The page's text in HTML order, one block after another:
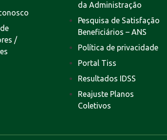
/
da Administração
Pesquisa de Satisfação
Beneficiários – ANS
Política de privacidade
Portal Tiss
Resultados IDSS
Reajuste Planos
Coletivos